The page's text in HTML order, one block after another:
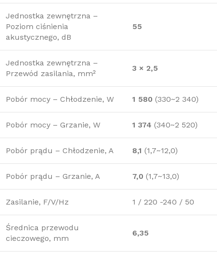
Jednostka zewnętrzna –
Poziom ciśnienia
akustycznego, dB
55
Jednostka zewnętrzna –
Przewód zasilania, mm²
3 × 2,5
Pobór mocy – Chłodzenie, W 1 580 (330~2 340)
Pobór mocy – Grzanie, W 1 374 (340~2 520)
Pobór prądu – Chłodzenie, A 8,1 (1,7~12,0)
Pobór prądu – Grzanie, A 7,0 (1,7~13,0)
Zasilanie, F/V/Hz 1 / 220 -240 / 50
Średnica przewodu
cieczowego, mm
6,35